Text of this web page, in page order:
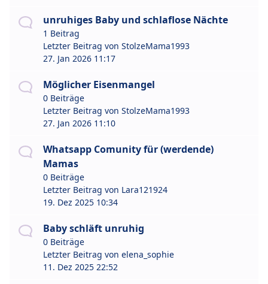
unruhiges Baby und schlaflose Nächte
1 Beitrag
Letzter Beitrag von StolzeMama1993
27. Jan 2026 11:17
Möglicher Eisenmangel
0 Beiträge
Letzter Beitrag von StolzeMama1993
27. Jan 2026 11:10
Whatsapp Comunity für (werdende)
Mamas
0 Beiträge
Letzter Beitrag von Lara121924
19. Dez 2025 10:34
Baby schläft unruhig
0 Beiträge
Letzter Beitrag von elena_sophie
11. Dez 2025 22:52